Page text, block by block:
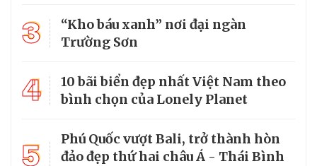
3
“Kho báu xanh” nơi đại ngàn
Trường Sơn
4
10 bãi biển đẹp nhất Việt Nam theo
bình chọn của Lonely Planet
5
Phú Quốc vượt Bali, trở thành hòn
đảo đẹp thứ hai châu Á - Thái Bình